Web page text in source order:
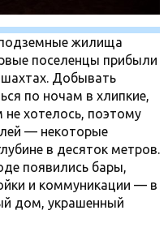
жилища
поселенцы прибыли
Добывать
по ночам в хлипкие,
хотелось, поэтому
— некоторые
в десяток метров.
появились бары,
и коммуникации — в
дом, украшенный